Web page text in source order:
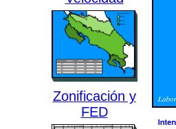
Zonificación y
FED